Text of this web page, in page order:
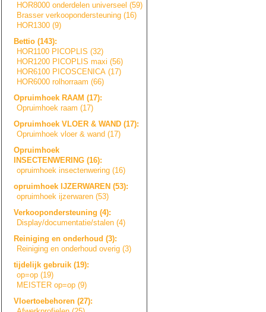
HOR8000 onderdelen universeel (59)
Brasser verkoopondersteuning (16)
HOR1300 (9)
Bettio (143):
HOR1100 PICOPLIS (32)
HOR1200 PICOPLIS maxi (56)
HOR6100 PICOSCENICA (17)
HOR6000 rolhorraam (66)
Opruimhoek RAAM (17):
Opruimhoek raam (17)
Opruimhoek VLOER & WAND (17):
Opruimhoek vloer & wand (17)
Opruimhoek
INSECTENWERING (16):
opruimhoek insectenwering (16)
opruimhoek IJZERWAREN (53):
opruimhoek ijzerwaren (53)
Verkoopondersteuning (4):
Display/documentatie/stalen (4)
Reiniging en onderhoud (3):
Reiniging en onderhoud overig (3)
tijdelijk gebruik (19):
op=op (19)
MEISTER op=op (9)
Vloertoebehoren (27):